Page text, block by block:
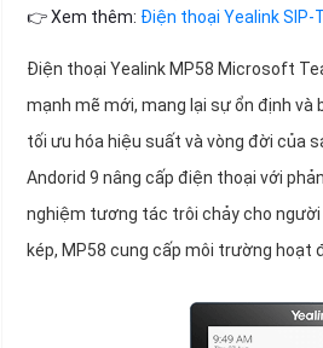
👉 Xem thêm: Điện thoại Yealink SIP-
Điện thoại Yealink MP58 Microsoft
mạnh mẽ mới, mang lại sự ổn định và
tối ưu hóa hiệu suất và vòng đời của
Andorid 9 nâng cấp điện thoại với
nghiệm tương tác trôi chảy cho người
kép, MP58 cung cấp môi trường hoạt